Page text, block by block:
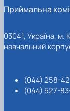
Приймальна
03041, Україна, м.
навчальний
(044) 258-
(044) 527-